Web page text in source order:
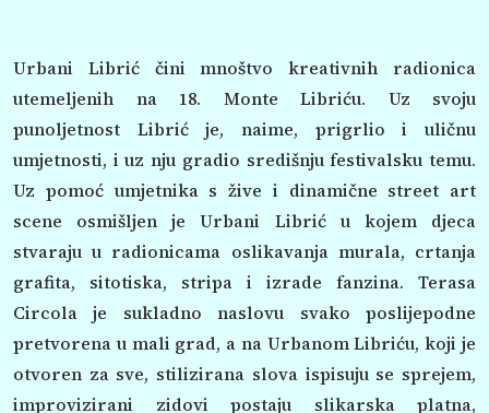
Urbani Librić čini mnoštvo kreativnih radionica
utemeljenih na 18. Monte Libriću. Uz svoju
punoljetnost Librić je, naime, prigrlio i uličnu
umjetnosti, i uz nju gradio središnju festivalsku temu.
Uz pomoć umjetnika s žive i dinamične street art
scene osmišljen je Urbani Librić u kojem djeca
stvaraju u radionicama oslikavanja murala, crtanja
grafita, sitotiska, stripa i izrade fanzina. Terasa
Circola je sukladno naslovu svako poslijepodne
pretvorena u mali grad, a na Urbanom Libriću, koji je
otvoren za sve, stilizirana slova ispisuju se sprejem,
improvizirani zidovi postaju slikarska platna,